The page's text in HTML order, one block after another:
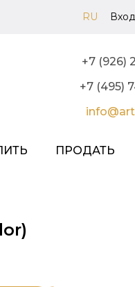
RU Вход
+7 (926)
+7 (495)
ПРОДАТЬ